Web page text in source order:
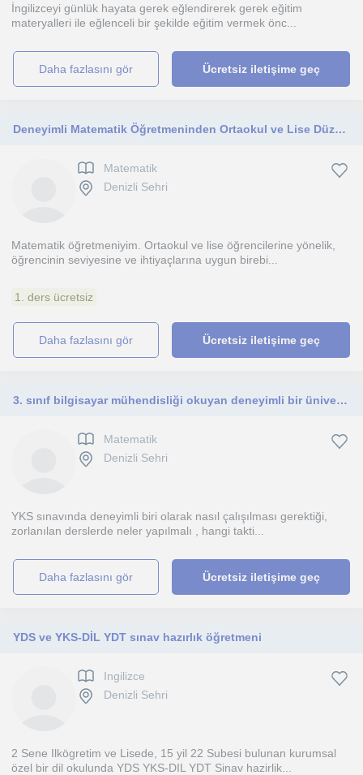
İngilizceyi günlük hayata gerek eğlendirerek gerek eğitim
materyalleri ile eğlenceli bir şekilde eğitim vermek önc...
daha fazlasını gör Ücretsiz iletişime geç
Deneyimli Matematik Öğretmeninden Ortaokul ve Lise Düzeyinde Özel Ders
Matematik
Denizli Sehri
Matematik öğretmeniyim. Ortaokul ve lise öğrencilerine yönelik,
öğrencinin seviyesine ve ihtiyaçlarına uygun birebi...
1. ders ücretsiz
daha fazlasını gör Ücretsiz iletişime geç
3. sınıf bilgisayar mühendisliği okuyan deneyimli bir üniversite öğrencisi olarak YKS koçluğu yapıyorum
Matematik
Denizli Sehri
YKS sınavında deneyimli biri olarak nasıl çalışılması gerektiği,
zorlanılan derslerde neler yapılmalı , hangi takti...
daha fazlasını gör Ücretsiz iletişime geç
YDS ve YKS-DİL YDT sınav hazırlık öğretmeni
Ingilizce
Denizli Sehri
2 Sene Ilkögretim ve Lisede, 15 yil 22 Subesi bulunan kurumsal
özel bir dil okulunda YDS YKS-DIL YDT Sinav hazirlik...